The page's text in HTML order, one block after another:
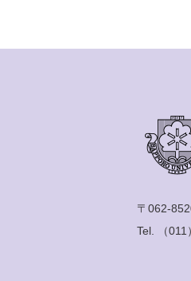
〒062-
Tel.
（